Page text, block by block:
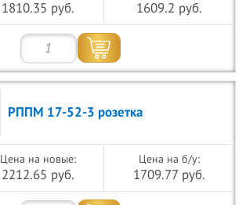
1810.35 руб. 1609.2 руб.
РППМ 17-52-3 розетка
Цена на новые:
2212.65 руб.
Цена на б/у:
1709.77 руб.